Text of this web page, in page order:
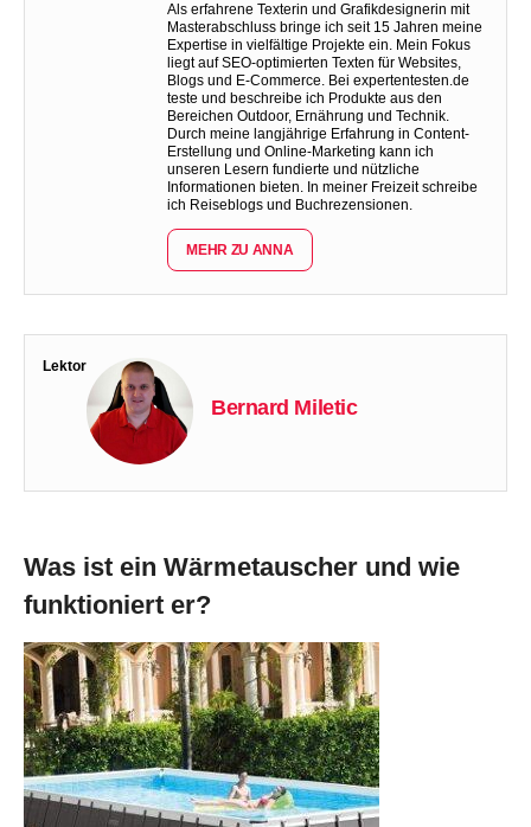
Als erfahrene Texterin und Grafikdesignerin mit
Masterabschluss bringe ich seit 15 Jahren meine
Expertise in vielfältige Projekte ein. Mein Fokus
liegt auf SEO-optimierten Texten für Websites,
Blogs und E-Commerce. Bei expertentesten.de
teste und beschreibe ich Produkte aus den
Bereichen Outdoor, Ernährung und Technik.
Durch meine langjährige Erfahrung in Content-
Erstellung und Online-Marketing kann ich
unseren Lesern fundierte und nützliche
Informationen bieten. In meiner Freizeit schreibe
ich Reiseblogs und Buchrezensionen.
MEHR ZU ANNA
Lektor
Bernard Miletic
Was ist ein Wärmetauscher und wie
funktioniert er?